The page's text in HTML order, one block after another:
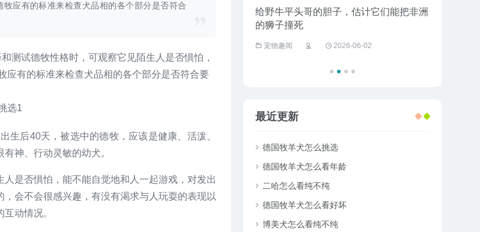
应有的标准来检查犬品相的各个部分是否符合
测试德牧性格时，可观察它见陌生人是否惧怕，
应有的标准来检查犬品相的各个部分是否符合要
后40天，被选中的德牧，应该是健康、活泼、
神、行动灵敏的幼犬。
是否惧怕，能不能自觉地和人一起游戏，对发出
会不会很感兴趣，有没有渴求与人玩耍的表现以
动情况。
100个招财的狗狗名字
给野牛平头哥的胆子，估计它们能把非洲
的狮子撞死
宠物趣闻 2026-06-02
最近更新
德国牧羊犬怎么挑选
德国牧羊犬怎么看年龄
二哈怎么看纯不纯
德国牧羊犬怎么看好坏
博美犬怎么看纯不纯